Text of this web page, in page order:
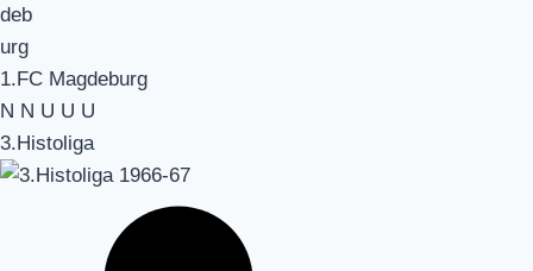
1.FC Magdeburg
N N U U U
3.Histoliga